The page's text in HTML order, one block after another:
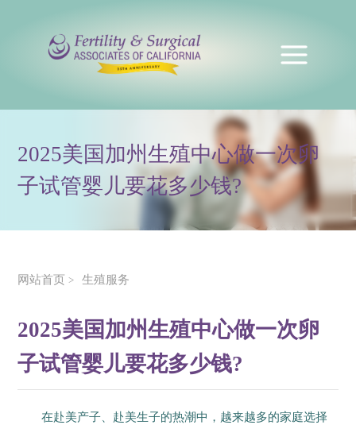
2025美国加州生殖中心做一次卵
子试管婴儿要花多少钱?
网站首页 > 生殖服务
2025美国加州生殖中心做一次卵
子试管婴儿要花多少钱?
在赴美产子、赴美生子的热潮中，越来越多的家庭选择